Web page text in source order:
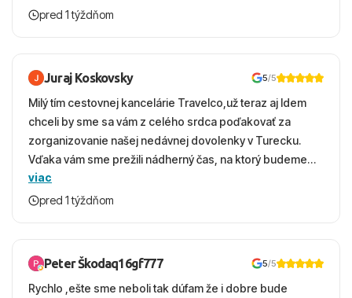
krasny, cisty. Sluzby top. Strava, prostredie, more,
pred 1 týždňom
Juraj Koskovsky 5/5
Milý tím cestovnej kancelárie Travelco,už teraz aj Idem
chceli by sme sa vám z celého srdca poďakovať za
zorganizovanie našej nedávnej dovolenky v Turecku.
Vďaka vám sme prežili nádherný čas, na ktorý budeme
ešte dlho s úsmevom spomínať. ​Všetko prebehlo
absolútne hladko – od prvotného výberu zájazdu, cez
bola to trefa do čierneho! ​Čo nás dostalo najviac: ​Skvelé
služby a personál: Vždy usmievaví, ochotní a starostliví
ľudia. ​Gastro zážitok: Výborné, pestré a čerstvé jedlo
viac
pred 1 týždňom
Peter Škodaq16gf777 5/5
Rychlo ,ešte sme neboli tak dúfam že i dobre bude